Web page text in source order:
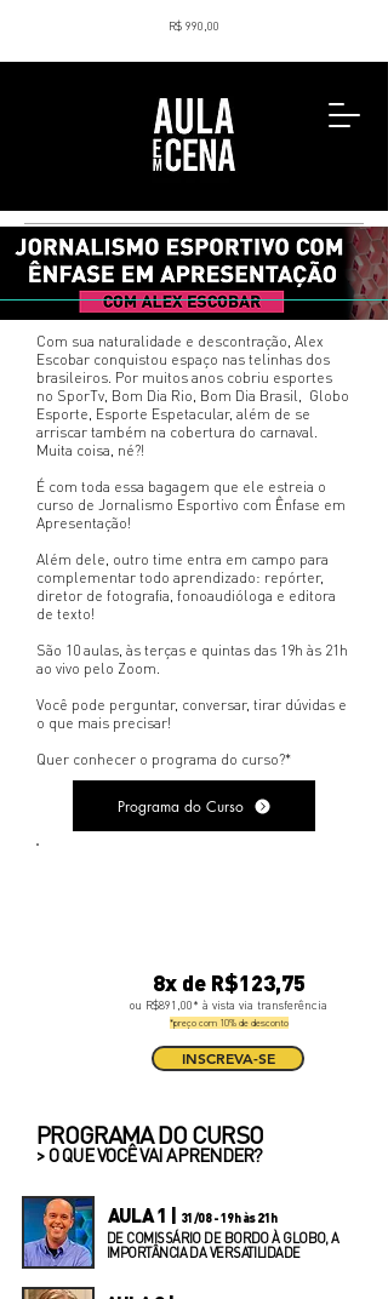
R$ 990,00
Com sua naturalidade e descontração, Alex
Escobar conquistou espaço nas telinhas dos
brasileiros. Por muitos anos cobriu esportes
no SporTv, Bom Dia Rio, Bom Dia Brasil, Globo
Esporte, Esporte Espetacular, além de se
arriscar também na cobertura do carnaval.
Muita coisa, né?!
É com toda essa bagagem que ele estreia o
curso de Jornalismo Esportivo com Ênfase em
Apresentação!
Além dele, outro time entra em campo para
complementar todo aprendizado: repórter,
diretor de fotografia, fonoaudióloga e editora
de texto!
São 10 aulas, às terças e quintas das 19h às 21h
ao vivo pelo Zoom.
Você pode perguntar, conversar, tirar dúvidas e
o que mais precisar!
​Quer conhecer o programa do curso?*
Programa do Curso
8x de R$123,75
ou R$891,00* à vista via transferência
*preço com 10% de desconto
INSCREVA-SE
PROGRAMA DO CURSO
> O QUE VOCÊ VAI APRENDER?
AULA 1 | 31/08 - 19h às 21h
DE COMISSÁRIO DE BORDO À GLOBO, A
IMPORTÂNCIA DA VERSATILIDADE